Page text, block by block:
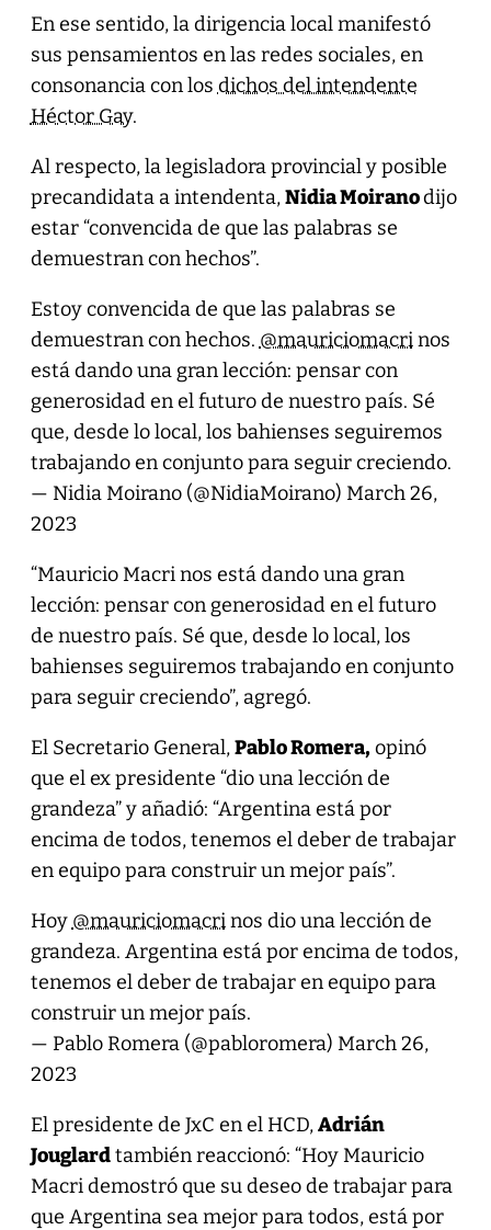
En ese sentido, la dirigencia local manifestó
sus pensamientos en las redes sociales, en
consonancia con los dichos del intendente
Héctor Gay.
Al respecto, la legisladora provincial y posible
precandidata a intendenta,Nidia Moiranodijo
estar “convencida de que las palabras se
demuestran con hechos”.
Estoy convencida de que las palabras se
demuestran con hechos. @mauriciomacrinos
está dando una gran lección: pensar con
generosidad en el futuro de nuestro país. Sé
que, desde lo local, los bahienses seguiremos
trabajando en conjunto para seguir creciendo.
— Nidia Moirano (@NidiaMoirano) March 26,
2023
“Mauricio Macri nos está dando una gran
lección: pensar con generosidad en el futuro
de nuestro país. Sé que, desde lo local, los
bahienses seguiremos trabajando en conjunto
para seguir creciendo”, agregó.
El Secretario General,Pablo Romera,opinó
que el ex presidente “dio una lección de
grandeza” y añadió: “Argentina está por
encima de todos, tenemos el deber de trabajar
en equipo para construir un mejor país”.
Hoy @mauriciomacrinos dio una lección de
grandeza. Argentina está por encima de todos,
tenemos el deber de trabajar en equipo para
construir un mejor país.
— Pablo Romera (@pabloromera) March 26,
2023
El presidente de JxC en el HCD,Adrián
Jouglardtambién reaccionó: “Hoy Mauricio
Macri demostró que su deseo de trabajar para
que Argentina sea mejor para todos, está por